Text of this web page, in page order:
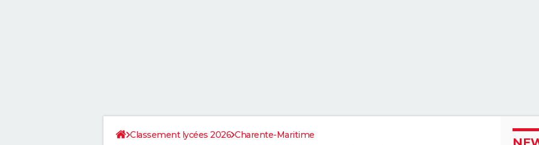
Classement lycées 2026 Charente-Maritime